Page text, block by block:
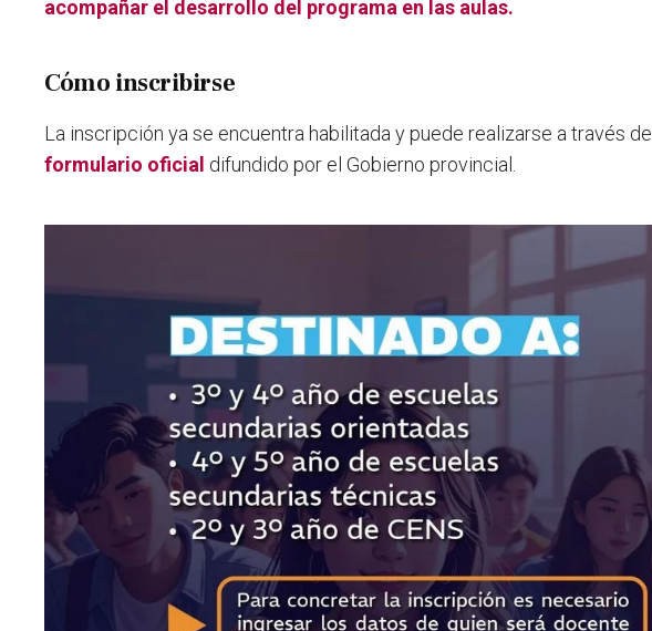
acompañar el desarrollo del programa en las aulas.
Cómo inscribirse
La inscripción ya se encuentra habilitada y puede realizarse a través del
formulario oficial difundido por el Gobierno provincial.